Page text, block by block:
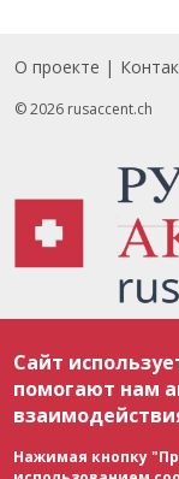
Footer
О проекте
© 2026 rusaccent.ch
соответствии с
международными
материалов возможно
или частичного
ОБЯЗАТЕЛЬНА
текст.
ее исключительной
Сайт
помогают нам
Нажимая кнопку